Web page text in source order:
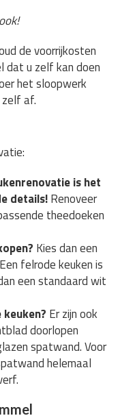
de voorrijkosten
dat u zelf kan doen
het sloopwerk
af.
is het
details!Renoveer
theedoeken
Kies dan een
felrode keuken is
een standaard wit
Er zijn ook
doorlopen
spatwand. Voor
helemaal